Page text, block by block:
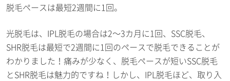
脱毛ペースは最短2週間に1回。
光脱毛は、IPL脱毛の場合は2～3カ月に1回、SSC脱毛、
SHR脱毛は最短で2週間に1回のペースで脱毛できることが
わかりました！痛みが少なく、脱毛ペースが短いSSC脱毛
とSHR脱毛は魅力的ですね！しかし、IPL脱毛ほど、取り入